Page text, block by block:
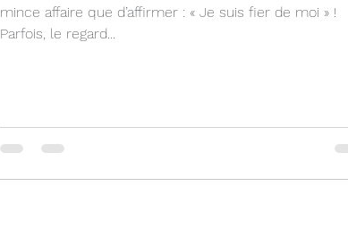
mince affaire que d’affirmer : « Je suis fier de moi » !
Parfois, le regard...